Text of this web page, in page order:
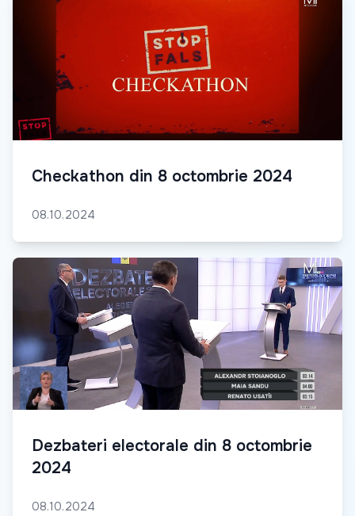
Checkathon din 8 octombrie 2024
08.10.2024
Dezbateri electorale din 8 octombrie
2024
08.10.2024